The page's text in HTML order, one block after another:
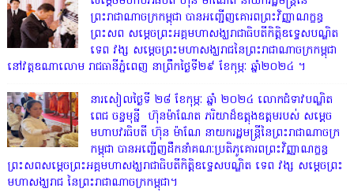
ព្រះរាជាណាចក្រកម្ពុជា បានអញ្ជើញគោរពព្រះវិញ្ញាណក្ខន្ធ
ព្រះសព សម្តេចព្រះអគ្គមហាសង្ឃរាជាធិបតីកិត្តិឧទ្ទេសបណ្ឌិត
ទេព វង្ស សម្តេចព្រះមហាសង្ឃរាជនៃព្រះរាជាណាចក្រកម្ពុជា
នៅវត្តឧណាលោម រាជធានីភ្នំពេញ នាព្រឹកថ្ងៃទី២៩ ខែកុម្ភៈ ឆ្នាំ២០២៤ ។
នារសៀលថ្ងៃទី ២៨ ខែកុម្ភៈ ឆ្នាំ ២០២៤ លោកជំទាវបណ្ឌិត
ពេជ ចន្ទមុន្នី ហ៊ុនម៉ាណែត ភរិយាដ៏ឧត្តុងឧត្តមរបស់ សម្តេច
មហាបវរធិបតី ហ៊ុន ម៉ាណែ នាយករដ្ឋមន្រ្តីនៃព្រះរាជាណាចក្រ
កម្ពុជា បានអញ្ជើញដឹកនាំគណៈប្រតិភូគោរពព្រះវិញ្ញាណក្ខន្ធ
ព្រះសពសម្តេចព្រះអគ្គមហាសង្ឃរាជាធិបតីកិត្តិឧទ្ទេសបណ្ឌិត ទេព វង្ស សម្តេចព្រះ
មហាសង្ឃរាជ នៃព្រះរាជាណាចក្រកម្ពុជា។